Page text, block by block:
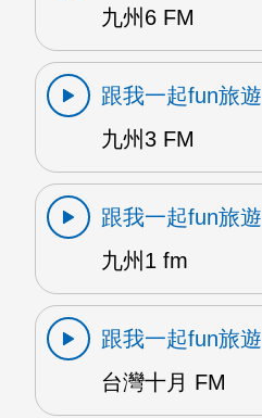
九州6 FM
跟我一起fun旅遊
九州3 FM
跟我一起fun旅遊
九州1 fm
跟我一起fun旅遊
台灣十月 FM